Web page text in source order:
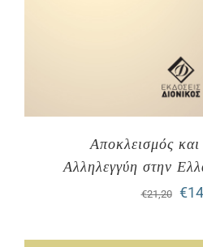
Αποκλεισμός
Αλληλεγγύη στην
€21,20 €